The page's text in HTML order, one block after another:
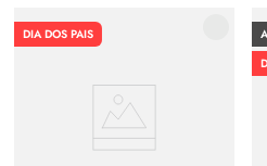
DIA DOS PAIS